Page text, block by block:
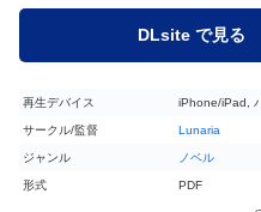
DLsite で見る
再生デバイス iPhone/iPad,
サークル/監督 Lunaria
ジャンル ノベル
形式 PDF